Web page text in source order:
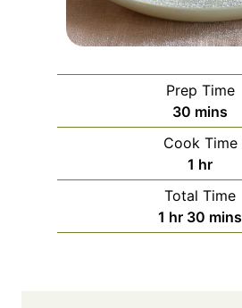
Prep Time
30 m
i
n
u
t
e
s
mins
Cook Time
1 h
o
u
r
hr
Total Time
1 h
o
hr 30 m
i
mins